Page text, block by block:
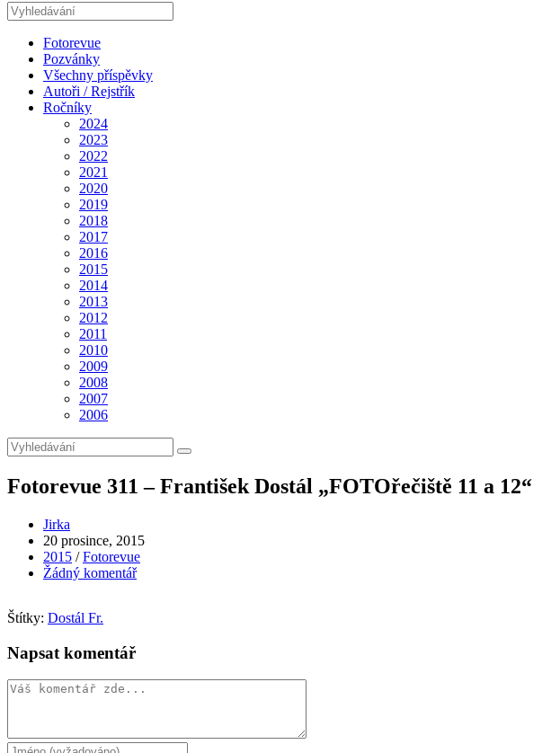
Hledat
na
stránceFotorevue
Pozvánky
Všechny příspěvky
Autoři / Rejstřík
Ročníky
2024
2023
2022
2021
2020
2019
2018
2017
2016
2015
2014
2013
2012
2011
2010
2009
2008
2007
2006
Fotorevue 311 – František Dostál „FOTOřečiště 11 a 12“
Autor
příspěvku
Jirka
Příspěvek
byl
publikován
20 prosince, 2015
Rubriky
příspěvku
2015 / Fotorevue
Komentáře
Žádný komentář
Štítky: Dostál Fr.
Napsat komentář
Komentář
Chcete-